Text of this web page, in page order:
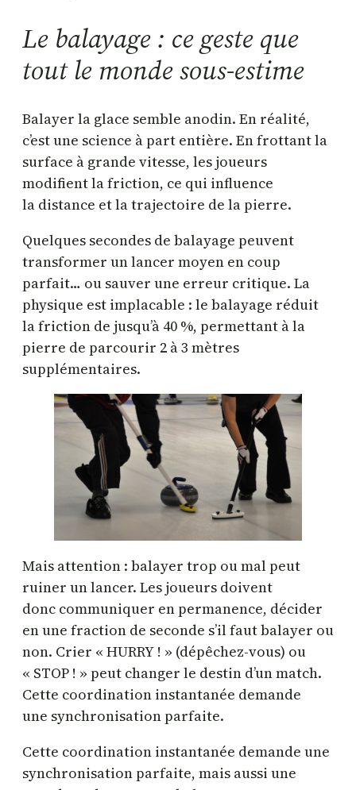
Le balayage : ce geste que
tout le monde sous-estime
Balayer la glace semble anodin. En réalité,
c’est une science à part entière. En frottant la
surface à grande vitesse, les joueurs
modifient la friction, ce qui influence
la distance et la trajectoire de la pierre.
Quelques secondes de balayage peuvent
transformer un lancer moyen en coup
parfait… ou sauver une erreur critique. La
physique est implacable : le balayage réduit
la friction de jusqu’à 40 %, permettant à la
pierre de parcourir 2 à 3 mètres
supplémentaires.
Mais attention : balayer trop ou mal peut
ruiner un lancer. Les joueurs doivent
donc communiquer en permanence, décider
en une fraction de seconde s’il faut balayer ou
non. Crier « HURRY ! » (dépêchez-vous) ou
« STOP ! » peut changer le destin d’un match.
Cette coordination instantanée demande
une synchronisation parfaite.
Cette coordination instantanée demande une
synchronisation parfaite, mais aussi une